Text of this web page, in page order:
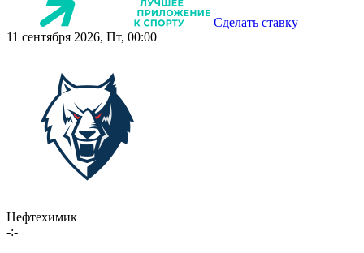
Сделать ставку
11 сентября 2026, Пт, 00:00
Нефтехимик
-:-